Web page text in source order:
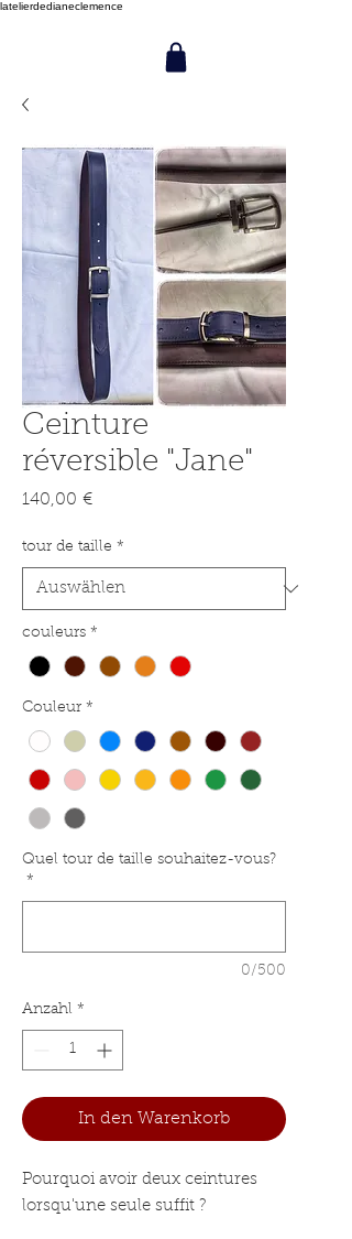
latelierdedianeclemence
Ceinture
réversible "Jane"
140,00 €Preis
tour de taille *
couleurs *
Couleur *
Quel tour de taille souhaitez-vous?
*
0/500
Anzahl *
In den Warenkorb
Pourquoi avoir deux ceintures
lorsqu'une seule suffit ?